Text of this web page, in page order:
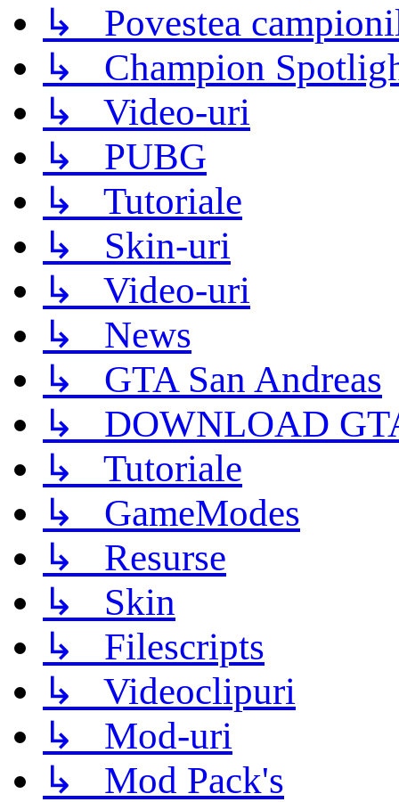
↳ Povestea
↳ Champion
↳ Video-uri
↳ PUBG
↳ Tutoriale
↳ Skin-uri
↳ Video-uri
↳ News
↳ GTA San Andreas
↳ DOWNLOAD
↳ Tutoriale
↳ GameModes
↳ Resurse
↳ Skin
↳ Filescripts
↳ Videoclipuri
↳ Mod-uri
↳ Mod Pack's